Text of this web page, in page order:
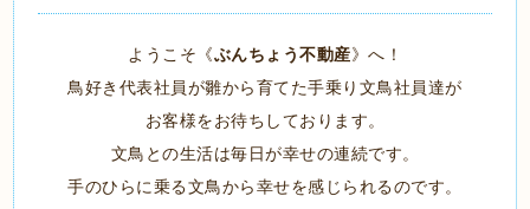
ようこそ《ぶんちょう不動産》へ！
鳥好き代表社員が雛から育てた手乗り文鳥社員達が
お客様をお待ちしております。
文鳥との生活は毎日が幸せの連続です。
手のひらに乗る文鳥から幸せを感じられるのです。